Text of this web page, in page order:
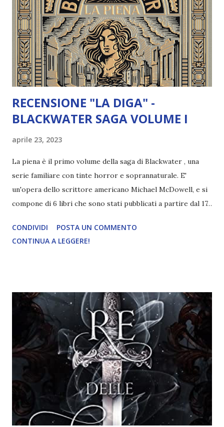
RECENSIONE "LA DIGA" -
BLACKWATER SAGA VOLUME I
aprile 23, 2023
La piena è il primo volume della saga di Blackwater , una
serie familiare con tinte horror e soprannaturale. E'
un'opera dello scrittore americano Michael McDowell, e si
compone di 6 libri che sono stati pubblicati a partire dal 17
alla pubblicazione dell'ultimo volume il 28 Marzo 2023, così
come voluto dall'autore. Ad oggi tutti i volumi sono stati
di Perdido, Alabama. Come gli altri abitanti, i ricchissimi
Caskey, proprietari di boschi e segherie, devono
fronteggiare il disastro provocato dalla furia degli
elementi. Ma il clan, capeggiato dalla potente matriarca
Mary-Love e dal figlio devoto Oscar, dovrà anche fare i
conti con un’apparizione sconvolgente. Dalle viscere della
città sommersa compare Elinor, donna dai capelli di rame
con un...
CONDIVIDI
POSTA UN COMMENTO
CONTINUA A LEGGERE!